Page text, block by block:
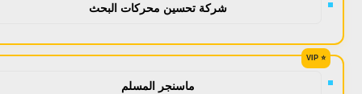
شركة تحسين محركات البحث
ماسنجر المسلم